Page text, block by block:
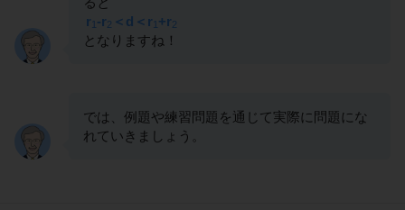
r -r2 ＜d＜r +r2
となりますね！
では、例題や練習問題を通じて実際に問題にな
れていきましょう。